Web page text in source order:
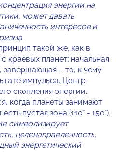
энергии на
может давать
интересов и
такой же, как в
краевых планет: начальная
завершающая – то, к чему
импульса. Центр
скопления энергии.
когда планеты занимают
пустая зона (110° - 150°).
символизирует
целенаправленность,
энергетический